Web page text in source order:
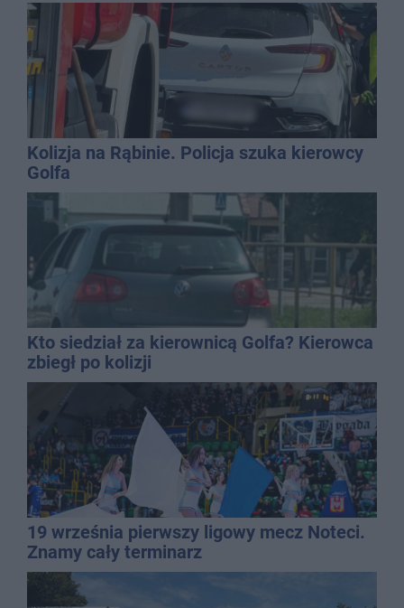
Kolizja na Rąbinie. Policja szuka kierowcy
Golfa
Kto siedział za kierownicą Golfa? Kierowca
zbiegł po kolizji
19 września pierwszy ligowy mecz Noteci.
Znamy cały terminarz